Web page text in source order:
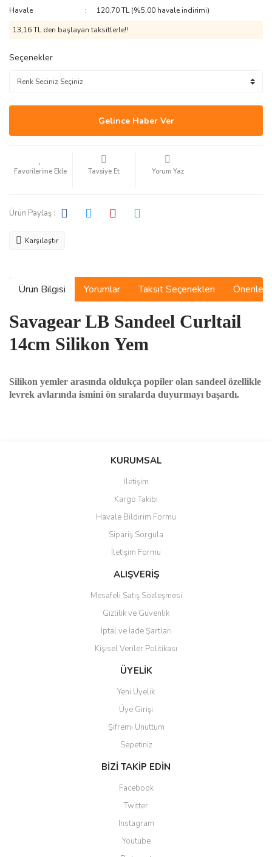
Havale
120,70 TL (%5,00 havale indirimi)
13,16 TL den başlayan taksitlerle!!
Seçenekler
Gelince Haber Ver
Tavsiye Et Yorum Yaz
Ürün Paylaş :
Karşılaştır
Ürün Bilgisi Yorumlar Taksit Seçenekleri
Savagear LB Sandeel Curltail
14cm Silikon Yem
Silikon yemler arasında oldukça popiler olan sandeel özellikle
levrek avlarında ismini ön sıralarda duyurmayı başardı.
Bu ürüne ilk yorumu siz yapın!
Ürün resmi kalitesiz, bozuk veya görüntülenemiyor.
Ürün açıklamasında eksik bilgiler bulunuyor.
Ürün bilgilerinde hatalar bulunuyor.
Ürün fiyatı diğer sitelerden daha pahalı.
Bu ürüne benzer farklı alternatifler olmalı.
Gönder
KURUMSAL
İletişim
Kargo Takibi
Havale Bildirim Formu
Sipariş Sorgula
İletişim Formu
ALIŞVERİŞ
Mesafeli Satış Sözleşmesi
Gizlilik ve Güvenlik
İptal ve İade Şartları
Kişisel Veriler Politikası
ÜYELİK
Yeni Üyelik
Üye Girişi
Şifremi Unuttum
Sepetiniz
BİZİ TAKİP EDİN
Facebook
Twitter
Instagram
Youtube